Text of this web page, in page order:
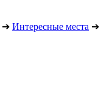
➔ Интересные места ➔